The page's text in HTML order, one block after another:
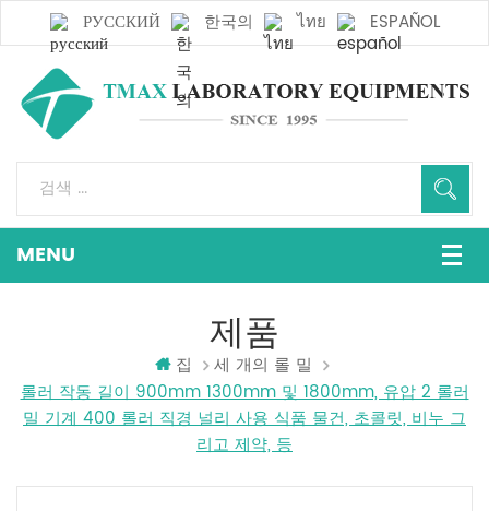
РУССКИЙ 한국의 ไทย ESPAÑOL
제품
집
세 개의 롤 밀
롤러 작동 길이 900mm 1300mm 및 1800mm, 유압 2 롤러
밀 기계 400 롤러 직경 널리 사용 식품 물건, 초콜릿, 비누 그
리고 제약, 등